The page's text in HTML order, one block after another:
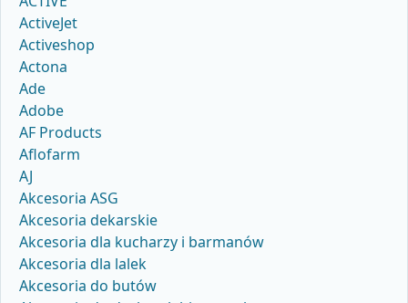
ActiveJet
Activeshop
Actona
Ade
Adobe
AF Products
Aflofarm
AJ
Akcesoria ASG
Akcesoria dekarskie
Akcesoria dla kucharzy i barmanów
Akcesoria dla lalek
Akcesoria do butów